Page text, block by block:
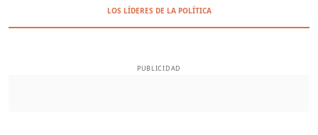
LOS LÍDERES DE LA POLÍTICA
PUBLICIDAD